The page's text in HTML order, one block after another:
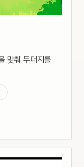
맞춰 두더지를